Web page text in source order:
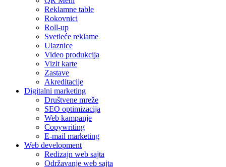
Reklamne table
Rokovnici
Roll-up
Svetleće reklame
Ulaznice
Video produkcija
Vizit karte
Zastave
Akreditacije
Digitalni marketing
Društvene mreže
SEO optimizacija
Web kampanje
Copywriting
E-mail marketing
Web development
Redizajn web sajta
Održavanje web sajta